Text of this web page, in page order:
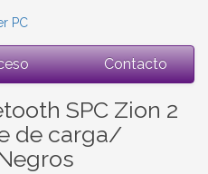
PC
Contacto
SPC Zion 2
de carga/